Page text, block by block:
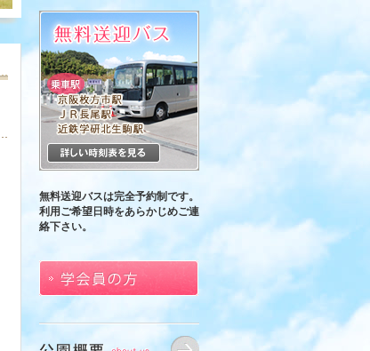
無料送迎バスは完全予約制です。
利用ご希望日時をあらかじめご連
絡下さい。